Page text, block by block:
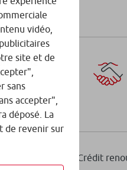
& la
Crédit
vidéo,
site et de
sans
accepter",
déposé. La
de revenir sur